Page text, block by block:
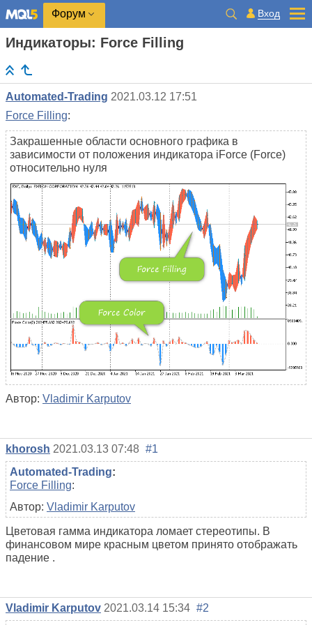
Форум Вход
Индикаторы: Force Filling
Automated-Trading 2021.03.12 17:51
Force Filling:
Закрашенные области основного графика в
зависимости от положения индикатора iForce (Force)
относительно нуля
Автор: Vladimir Karputov
khorosh 2021.03.13 07:48 #1
Automated-Trading:
Force Filling:
Автор: Vladimir Karputov
Цветовая гамма индикатора ломает стереотипы. В
финансовом мире красным цветом принято отображать
падение .
Vladimir Karputov 2021.03.14 15:34 #2